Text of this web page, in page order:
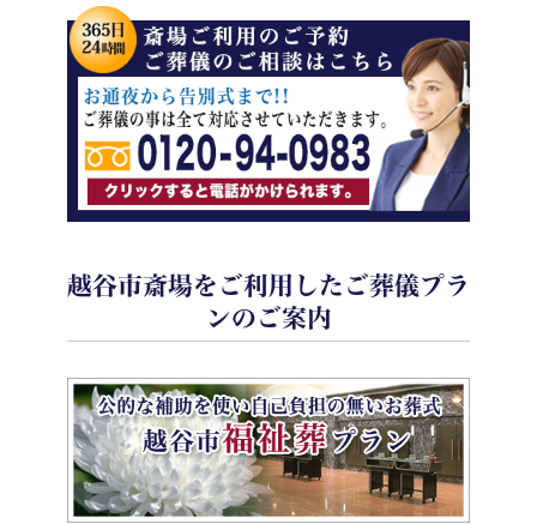
越谷市斎場をご利用したご葬儀プラ
ンのご案内